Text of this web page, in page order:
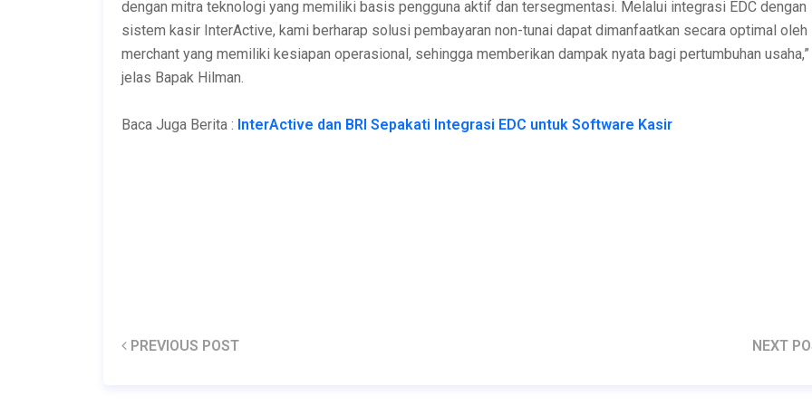
dengan mitra teknologi yang memiliki basis pengguna aktif dan tersegmentasi. Melalui integrasi EDC dengan
sistem kasir InterActive, kami berharap solusi pembayaran non-tunai dapat dimanfaatkan secara optimal oleh
merchant yang memiliki kesiapan operasional, sehingga memberikan dampak nyata bagi pertumbuhan usaha,”
jelas Bapak Hilman.
Baca Juga Berita : InterActive dan BRI Sepakati Integrasi EDC untuk Software Kasir
PREVIOUS POST NEXT